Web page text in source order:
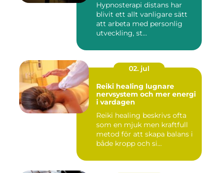
Hypnosterapi distans har
blivit ett allt vanligare sätt
att arbeta med personlig
utveckling, st...
02. jul
Reiki healing lugnare
nervsystem och mer energi
i vardagen
Reiki healing beskrivs ofta
som en mjuk men kraftfull
metod för att skapa balans i
både kropp och si...